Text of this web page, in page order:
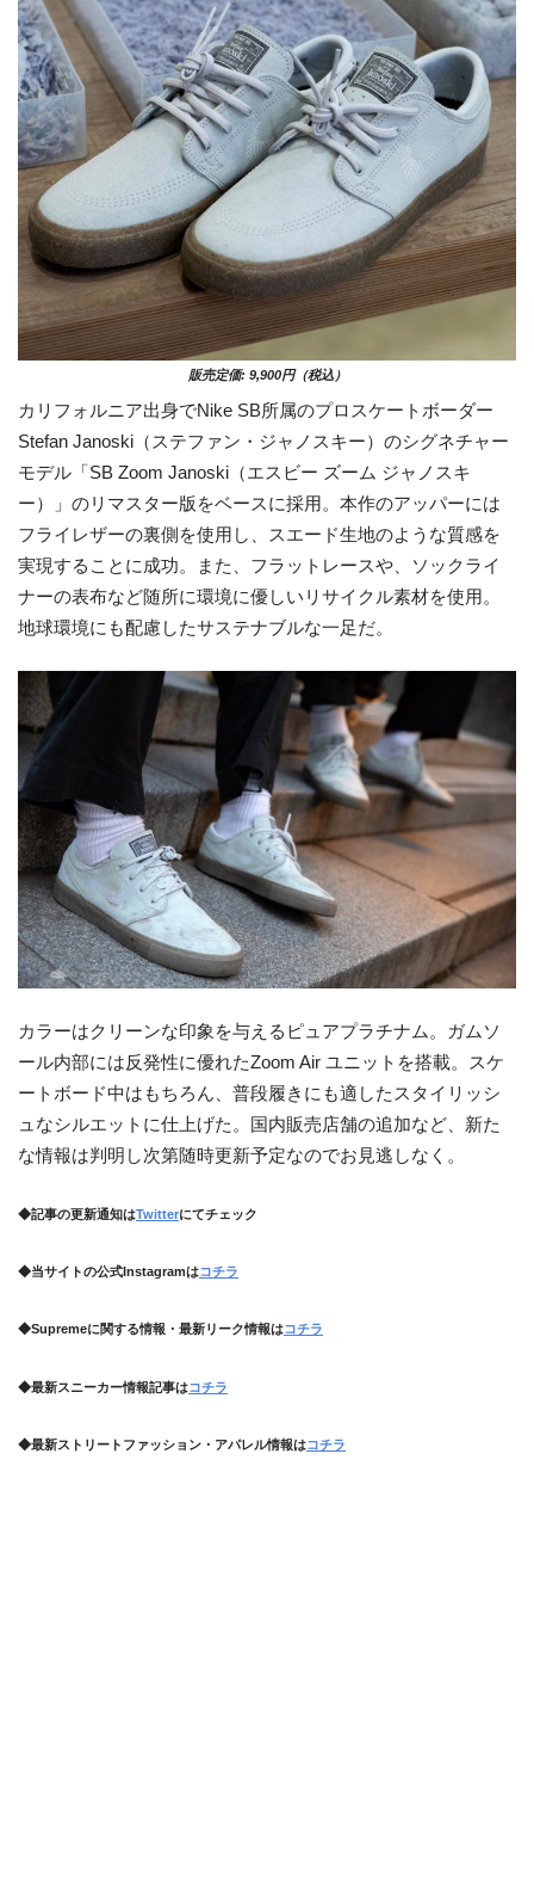
販売定価: 9,900円（税込）
カリフォルニア出身でNike SB所属のプロスケートボーダー
Stefan Janoski（ステファン・ジャノスキー）のシグネチャー
モデル「SB Zoom Janoski（エスビー ズーム ジャノスキ
ー）」のリマスター版をベースに採用。本作のアッパーには
フライレザーの裏側を使用し、スエード生地のような質感を
実現することに成功。また、フラットレースや、ソックライ
ナーの表布など随所に環境に優しいリサイクル素材を使用。
地球環境にも配慮したサステナブルな一足だ。
カラーはクリーンな印象を与えるピュアプラチナム。ガムソ
ール内部には反発性に優れたZoom Air ユニットを搭載。スケ
ートボード中はもちろん、普段履きにも適したスタイリッシ
ュなシルエットに仕上げた。国内販売店舗の追加など、新た
な情報は判明し次第随時更新予定なのでお見逃しなく。
◆記事の更新通知はTwitterにてチェック
◆当サイトの公式Instagramはコチラ
◆Supremeに関する情報・最新リーク情報はコチラ
◆最新スニーカー情報記事はコチラ
◆最新ストリートファッション・アパレル情報はコチラ